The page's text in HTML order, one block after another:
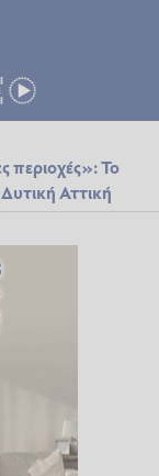
περιοχές»: Το
Αττική